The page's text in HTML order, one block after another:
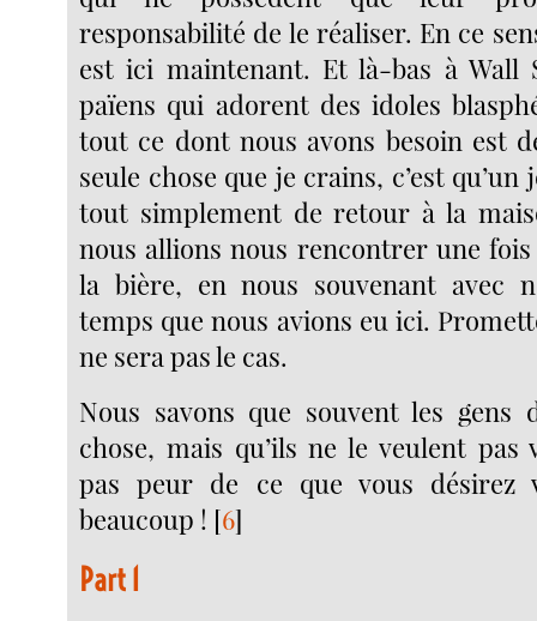
responsabilité de le réaliser. En ce
est ici maintenant. Et là-bas à Wall
païens qui adorent des idoles
tout ce dont nous avons besoin est
seule chose que je crains, c’est
tout simplement de retour à la
nous allions nous rencontrer une
la bière, en nous souvenant avec
temps que nous avions eu ici.
ne sera pas le cas.
Nous savons que souvent les gens
chose, mais qu’ils ne le veulent pas
pas peur de ce que vous désirez
beaucoup ! [6]
Part 1